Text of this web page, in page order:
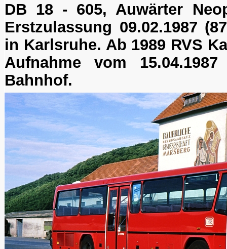
DB 18 - 605, Auwärter
Erstzulassung 09.02.1987
in Karlsruhe. Ab 1989 RVS
Aufnahme vom
Bahnhof.